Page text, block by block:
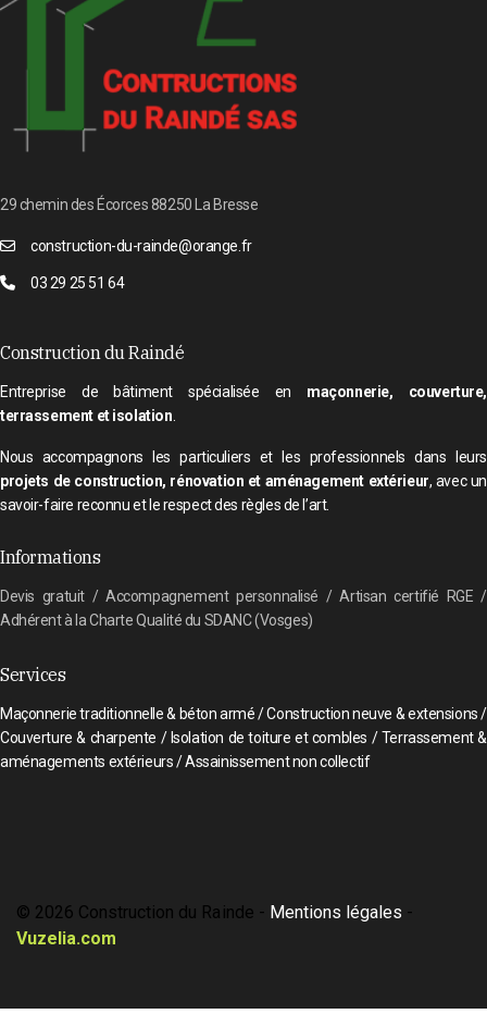
29 chemin des Écorces 88250 La Bresse
construction-du-rainde@orange.fr
03 29 25 51 64
Construction du Raindé
Entreprise de bâtiment spécialisée en maçonnerie, couverture,
terrassement et isolation
Nous accompagnons les particuliers et les professionnels dans leurs
projets de construction, rénovation et aménagement extérieur, avec un
savoir-faire reconnu et le respect des règles de l’art.
Informations
Devis gratuit / Accompagnement personnalisé / Artisan certifié RGE /
Adhérent à la Charte Qualité du SDANC (Vosges)
Services
Maçonnerie traditionnelle & béton armé / Construction neuve & extensions /
Couverture & charpente / Isolation de toiture et combles / Terrassement &
aménagements extérieurs / Assainissement non collectif
© 2026 Construction du Rainde - Mentions légales -
Vuzelia.com